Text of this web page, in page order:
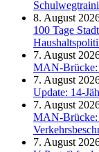
8. August
100 Tage
7. August
MAN-Brücke:
7. August
Update: 14-
7. August
MAN-Brücke:
7. August